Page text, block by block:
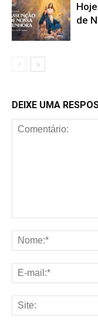
de
DEIXE UMA